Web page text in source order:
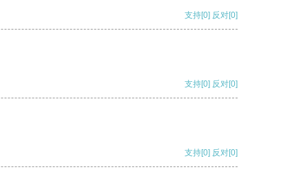
支持[0] 反对[0]
支持[0] 反对[0]
支持[0] 反对[0]